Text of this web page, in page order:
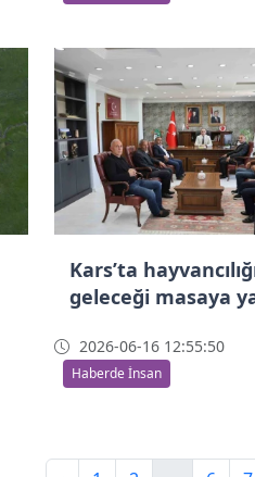
Kars’ta
geleceği masaya
2026-06-16 12:55:50
Haberde İnsan